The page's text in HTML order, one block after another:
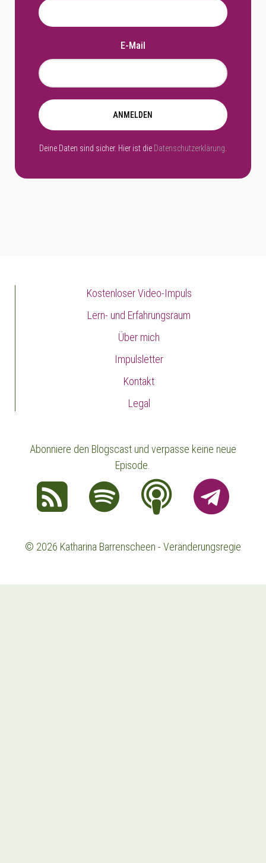
E-Mail
ANMELDEN
Deine Daten sind sicher. Hier ist die Datenschutzerklärung.
Abonniere den Blogscast und verpasse keine neue
Episode.
© 2026 Katharina Barrenscheen - Veränderungsregie
Kostenloser Video-Impuls
Lern- und Erfahrungsraum
Über mich
Impulsletter
Kontakt
Legal